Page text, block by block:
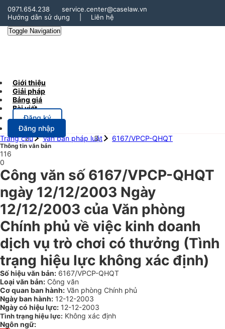
0971.654.238
service.center@caselaw.vn
Hướng dẫn sử dụng
Liên hệ
Toggle Navigation
Giới thiệu
Giải pháp
Bảng giá
Bài viết
Đăng ký
Đăng nhập
Trang chủ
Văn bản pháp luật 6167/VPCP-QHQT
Thông tin văn bản
116
0
Công văn số 6167/VPCP-QHQT
ngày 12/12/2003 Ngày
12/12/2003 của Văn phòng
Chính phủ về việc kinh doanh
dịch vụ trò chơi có thưởng (Tình
trạng hiệu lực không xác định)
Số hiệu văn bản: 6167/VPCP-QHQT
Loại văn bản: Công văn
Cơ quan ban hành: Văn phòng Chính phủ
Ngày ban hành: 12-12-2003
Ngày có hiệu lực: 12-12-2003
Tình trạng hiệu lực: Không xác định
Ngôn ngữ: